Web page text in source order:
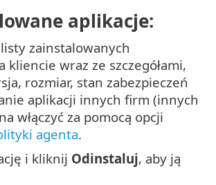
aplikacje:
zainstalowanych
kliencie wraz ze szczegółami,
rozmiar, stan zabezpieczeń
aplikacji innych firm (innych
włączyć za pomocą opcji
agenta.
i kliknij Odinstaluj, aby ją